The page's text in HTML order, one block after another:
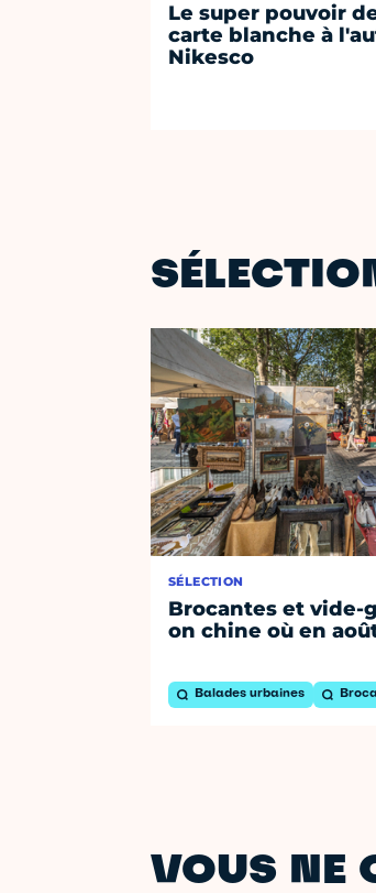
Le super pouvoir
carte blanche à
Nikesco
SÉLECTION
Brocantes et vide-
on chine où en
Balades urbaines
VOUS NE